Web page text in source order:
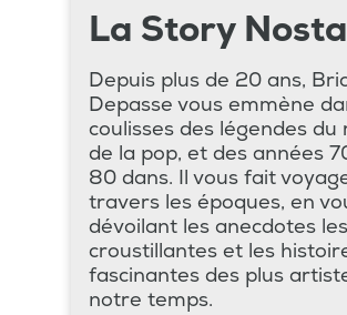
La Story
Depuis plus de 20 ans,
Depasse vous emmène
coulisses des légendes du
de la pop, et des années
80 dans. Il vous fait
travers les époques, en
dévoilant les anecdotes
croustillantes et les
fascinantes des plus
notre temps.